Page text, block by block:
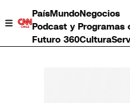
PaísMundoNegocios
Podcast y Programas
Futuro 360Cultura